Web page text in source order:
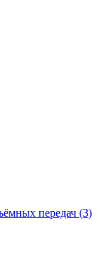
передач (3)